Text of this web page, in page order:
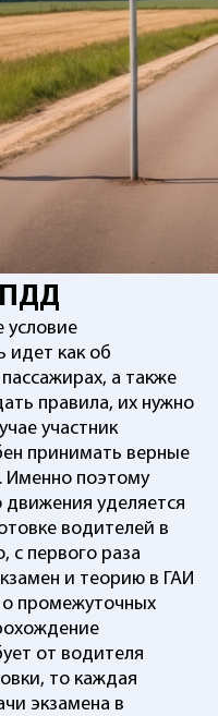
ПДД
идет как об
а также
правила, их нужно
участник
принимать верные
Именно поэтому
уделяется
водителей в
с первого раза
и теорию в ГАИ
о промежуточных
от водителя
то каждая
экзамена в